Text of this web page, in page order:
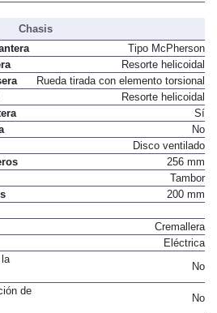
Chasis
Tipo McPherson
Resorte helicoidal
Rueda tirada con elemento torsional
Resorte helicoidal
Sí
No
Disco ventilado
256 mm
Tambor
200 mm
Cremallera
Eléctrica
No
de
No